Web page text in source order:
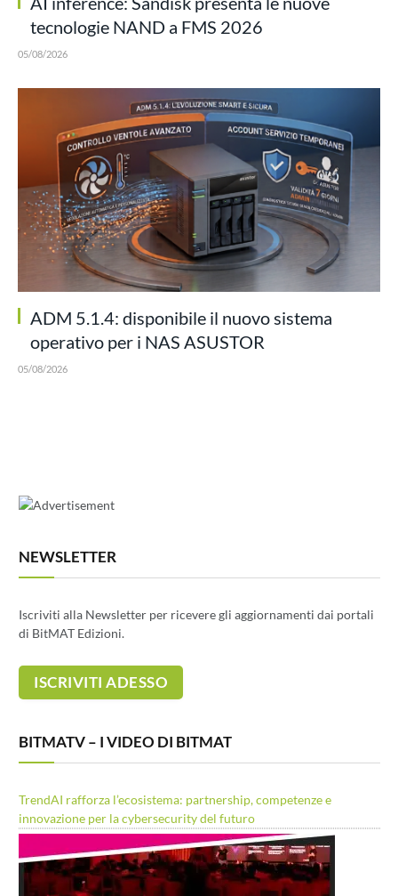
tecnologie NAND a FMS 2026
05/08/2026
ADM 5.1.4: disponibile il nuovo sistema
operativo per i NAS ASUSTOR
05/08/2026
NEWSLETTER
Iscriviti alla Newsletter per ricevere gli aggiornamenti dai portali
di BitMAT Edizioni.
BITMATV – I VIDEO DI BITMAT
TrendAI rafforza l’ecosistema: partnership, competenze e
innovazione per la cybersecurity del futuro